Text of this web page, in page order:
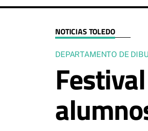
NOTICIAS TOLEDO
DEPARTAMENTO DE